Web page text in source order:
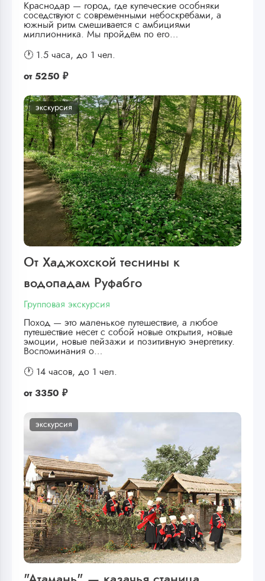
Краснодар — город, где купеческие особняки
соседствуют с современными небоскрёбами, а
южный ритм смешивается с амбициями
миллионника. Мы пройдём по его…
🕐 1.5 часа, до 1 чел.
от 5250 ₽
экскурсия
От Хаджохской теснины к
водопадам Руфабго
Групповая экскурсия
Поход — это маленькое путешествие, а любое
путешествие несет с собой новые открытия, новые
эмоции, новые пейзажи и позитивную энергетику.
Воспоминания о…
🕐 14 часов, до 1 чел.
от 3350 ₽
экскурсия